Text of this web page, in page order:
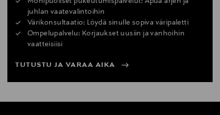
juhlan vaatevalintoihin
Värikonsultaatio: Löydä sinulle sopiva väripaletti
Ompelupalvelu: Korjaukset uusiin ja vanhoihin
vaatteisiisi
TUTUSTU JA VARAA AIKA